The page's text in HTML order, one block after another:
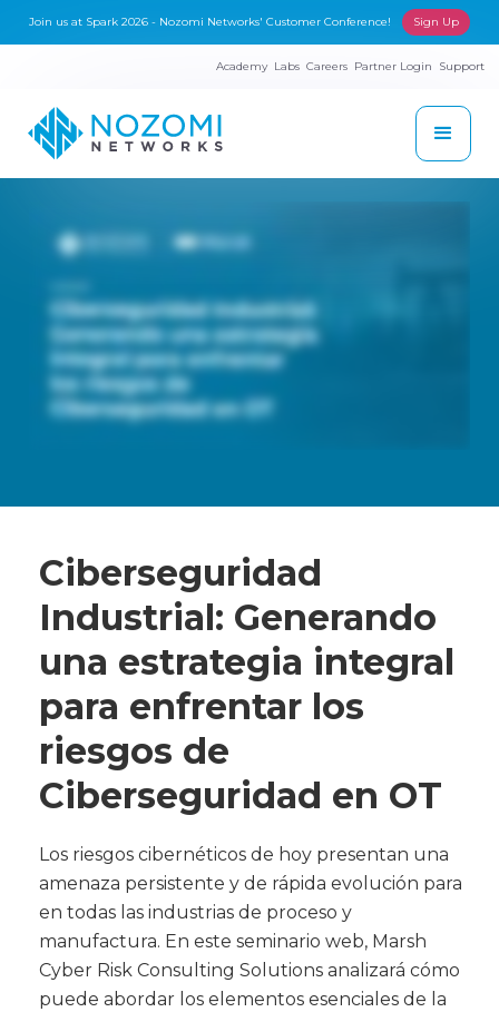
Join us at Spark 2026 - Nozomi Networks' Customer Conference! Sign Up
Academy Labs Careers Partner Login Support
Ciberseguridad
Industrial: Generando
una estrategia integral
para enfrentar los
riesgos de
Ciberseguridad en OT
Los riesgos cibernéticos de hoy presentan una
amenaza persistente y de rápida evolución para
en todas las industrias de proceso y
manufactura. En este seminario web, Marsh
Cyber Risk Consulting Solutions analizará cómo
puede abordar los elementos esenciales de la